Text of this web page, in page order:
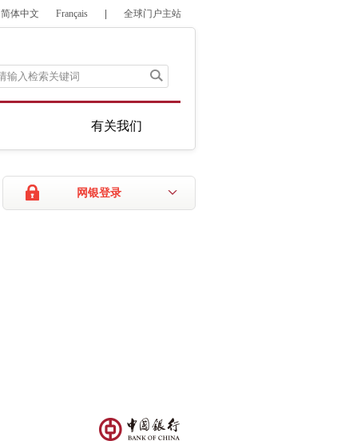
简体中文 Français 全球门户主站
有关我们
网银登录